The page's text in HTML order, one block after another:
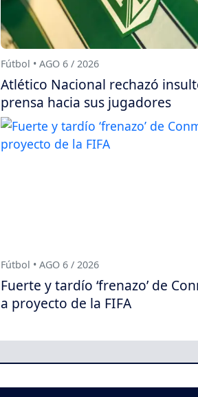
Fútbol • AGO 6 / 2026
Atlético Nacional rechazó
prensa hacia sus jugadores
Fútbol • AGO 6 / 2026
Fuerte y tardío ‘frenazo’ de
a proyecto de la FIFA